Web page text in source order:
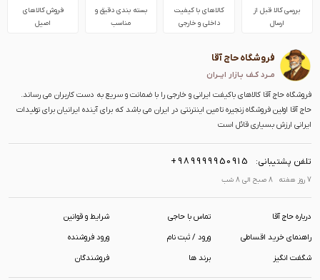
بررسی کالا قبل از
ارسال
کالاهای با کیفیت
داخلی و خارجی
بسته بندی دقیق و
مناسب
فروش کالاهای
اصیل
فروشگاه حاج آقا
مــرد کـف بـازار ایــران
فروشگاه حاج آقا کالاهای باکیفت ایرانی و خارجی را با ضمانت و سریع به دست کاربران می رساند.
حاج آقا اولین فروشگاه زنجیره تامین اینترنتی در ایران می باشد که برای آینده ایرانیان برای تولیدات
ایرانی ارزش بسیاری قائل است
تلفن پشتیبانی: +989999950915
7 روز هفته 8 صبح الی 8 شب
درباره حاج آقا تماس با حاجی شرایط و قوانین
راهنمای خرید اقساطی ورود / ثبت نام ورود فروشنده
شگفت انگیز برند ها فروشندگان